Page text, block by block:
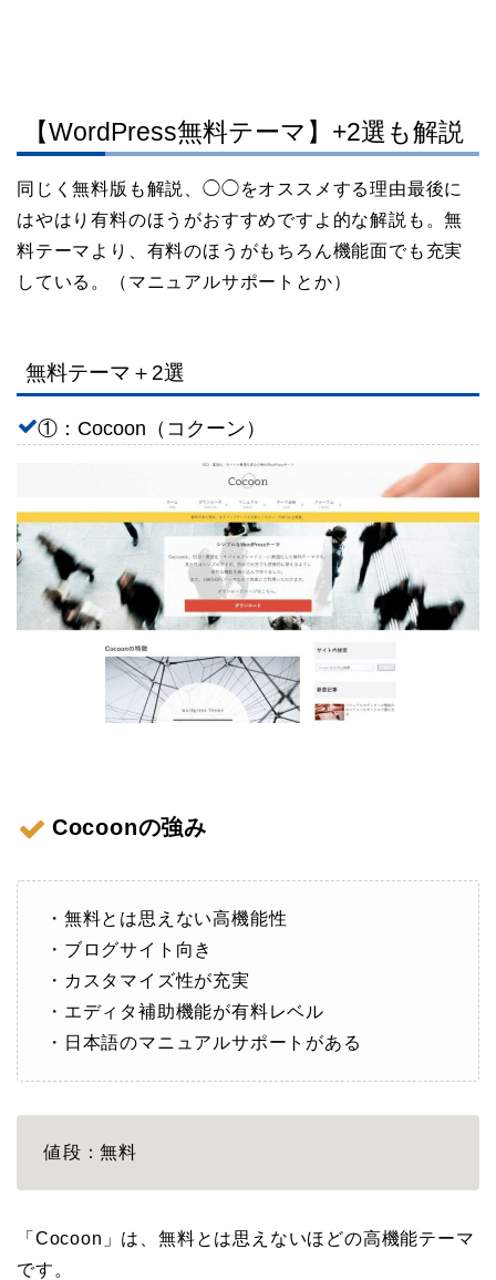
【WordPress無料テーマ】+2選も解説
同じく無料版も解説、◯◯をオススメする理由最後に
はやはり有料のほうがおすすめですよ的な解説も。無
料テーマより、有料のほうがもちろん機能面でも充実
している。（マニュアルサポートとか）
無料テーマ＋2選
①：Cocoon（コクーン）
Cocoonの強み
・無料とは思えない高機能性
・ブログサイト向き
・カスタマイズ性が充実
・エディタ補助機能が有料レベル
・日本語のマニュアルサポートがある
値段：無料
「Cocoon」は、無料とは思えないほどの高機能テーマ
です。